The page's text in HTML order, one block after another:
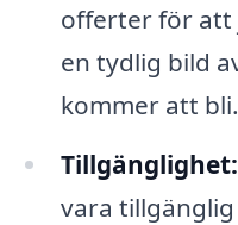
offerter för att
en tydlig bild
kommer att bli.
Tillgänglighet:
vara